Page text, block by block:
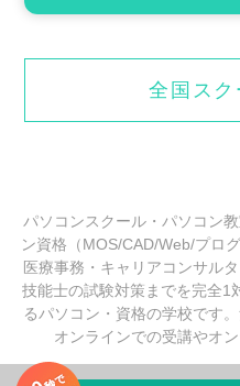
全国ス
パソコンスクール・パソコン
ン資格（MOS/CAD/Web/プロ
医療事務・キャリアコンサル
技能士の試験対策までを完全1
るパソコン・資格の学校です
オンラインでの受講やオ